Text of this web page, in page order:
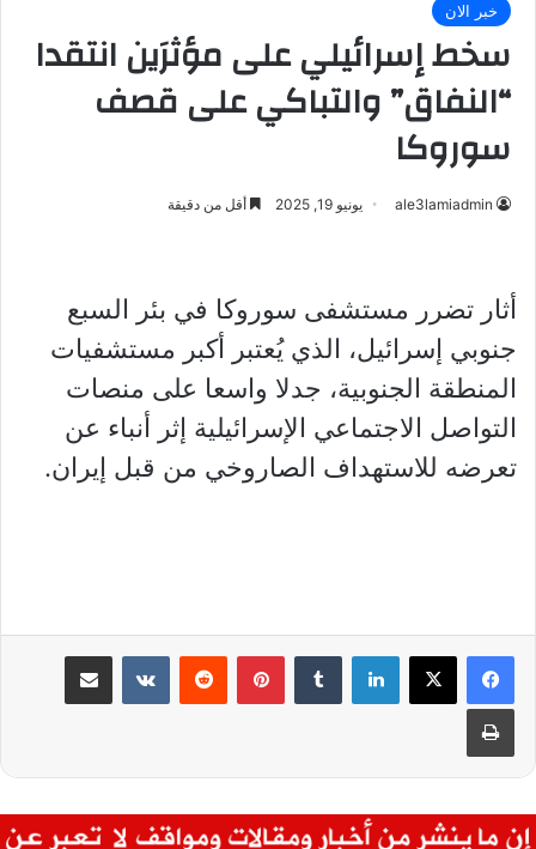
خبر الان
سخط إسرائيلي على مؤثرَين انتقدا
“النفاق” والتباكي على قصف
سوروكا
ale3lamiadmin يونيو 19, 2025 أقل من دقيقة
أثار تضرر مستشفى سوروكا في بئر السبع
جنوبي إسرائيل، الذي يُعتبر أكبر مستشفيات
المنطقة الجنوبية، جدلا واسعا على منصات
التواصل الاجتماعي الإسرائيلية إثر أنباء عن
تعرضه للاستهداف الصاروخي من قبل إيران.
لينكدإن بينتيريست مشاركة عبر البريد
طباعة